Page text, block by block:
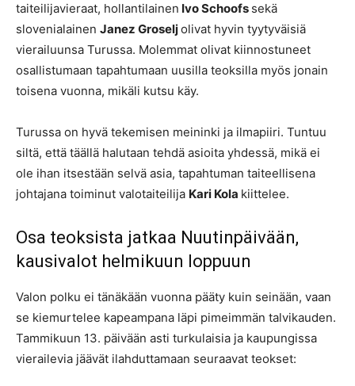
taiteilijavieraat, hollantilainen Ivo Schoofs sekä
slovenialainen Janez Groseljolivat hyvin tyytyväisiä
vierailuunsa Turussa. Molemmat olivat kiinnostuneet
osallistumaan tapahtumaan uusilla teoksilla myös jonain
toisena vuonna, mikäli kutsu käy.
Turussa on hyvä tekemisen meininki ja ilmapiiri. Tuntuu
siltä, että täällä halutaan tehdä asioita yhdessä, mikä ei
ole ihan itsestään selvä asia, tapahtuman taiteellisena
johtajana toiminut valotaiteilija Kari Kola kiittelee.
Osa teoksista jatkaa Nuutinpäivään,
kausivalot helmikuun loppuun
Valon polku ei tänäkään vuonna pääty kuin seinään, vaan
se kiemurtelee kapeampana läpi pimeimmän talvikauden.
Tammikuun 13. päivään asti turkulaisia ja kaupungissa
vierailevia jäävät ilahduttamaan seuraavat teokset: